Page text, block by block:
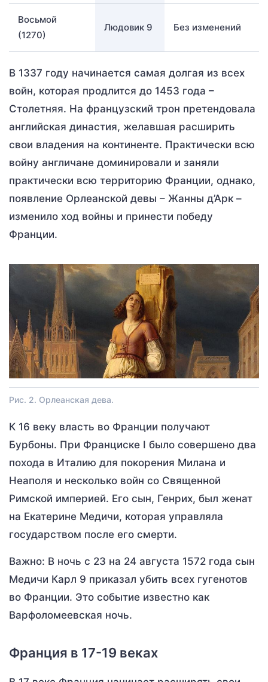
Восьмой
(1270)
Людовик 9 Без изменений
В 1337 году начинается самая долгая из всех
войн, которая продлится до 1453 года –
Столетняя. На французский трон претендовала
английская династия, желавшая расширить
свои владения на континенте. Практически всю
войну англичане доминировали и заняли
практически всю территорию Франции, однако,
появление Орлеанской девы – Жанны д’Арк –
изменило ход войны и принести победу
Франции.
Рис. 2. Орлеанская дева.
К 16 веку власть во Франции получают
Бурбоны. При Франциске I было совершено два
похода в Италию для покорения Милана и
Неаполя и несколько войн со Священной
Римской империей. Его сын, Генрих, был женат
на Екатерине Медичи, которая управляла
государством после его смерти.
Важно: В ночь с 23 на 24 августа 1572 года сын
Медичи Карл 9 приказал убить всех гугенотов
во Франции. Это событие известно как
Варфоломеевская ночь.
Франция в 17-19 веках